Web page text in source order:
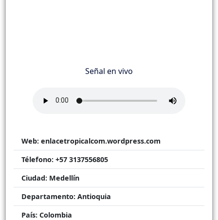
Señal en vivo
Web: enlacetropicalcom.wordpress.com
Télefono: +57 3137556805
Ciudad: Medellín
Departamento: Antioquia
País: Colombia